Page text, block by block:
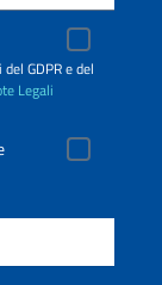
GDPR e del
Legali